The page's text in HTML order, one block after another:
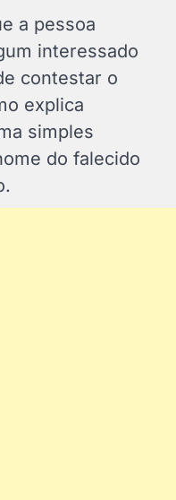
a pessoa
interessado
contestar o
explica
simples
do falecido